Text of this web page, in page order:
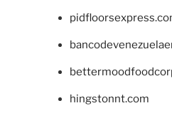
hingstonnt.com